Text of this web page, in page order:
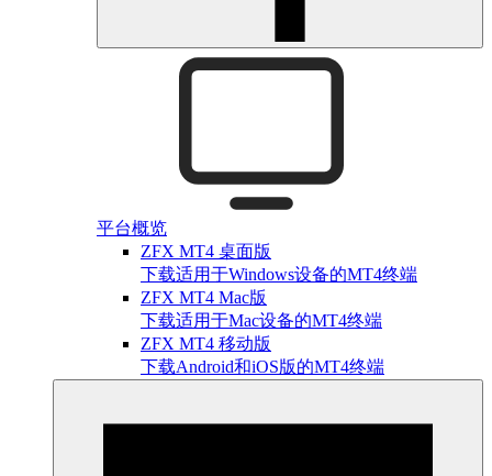
平台概览
ZFX MT4 桌面版
下载适用于Windows设备的MT4终端
ZFX MT4 Mac版
下载适用于Mac设备的MT4终端
ZFX MT4 移动版
下载Android和iOS版的MT4终端